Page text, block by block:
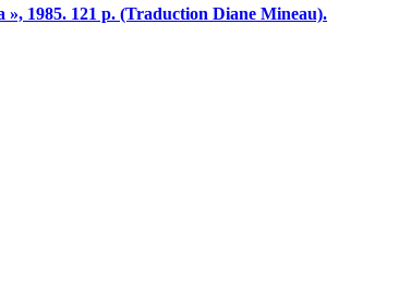
1985. 121 p. (Traduction Diane Mineau).